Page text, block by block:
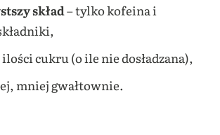
skład– tylko kofeina i
ilości cukru (o ile nie dosładzana),
mniej gwałtownie.